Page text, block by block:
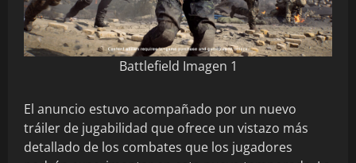
Battlefield Imagen 1
El anuncio estuvo acompañado por un nuevo
tráiler de jugabilidad que ofrece un vistazo más
detallado de los combates que los jugadores